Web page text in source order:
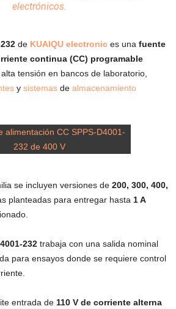
electrónicos.
de KUAIQU electronic es una fuente
continua (CC) programable
tensión en bancos de laboratorio,
y sistemas de almacenamiento
se incluyen versiones de 200, 300, 400,
planteadas para entregar hasta 1 A
232 trabaja con una salida nominal
para ensayos donde se requiere control
entrada de 110 V de corriente alterna